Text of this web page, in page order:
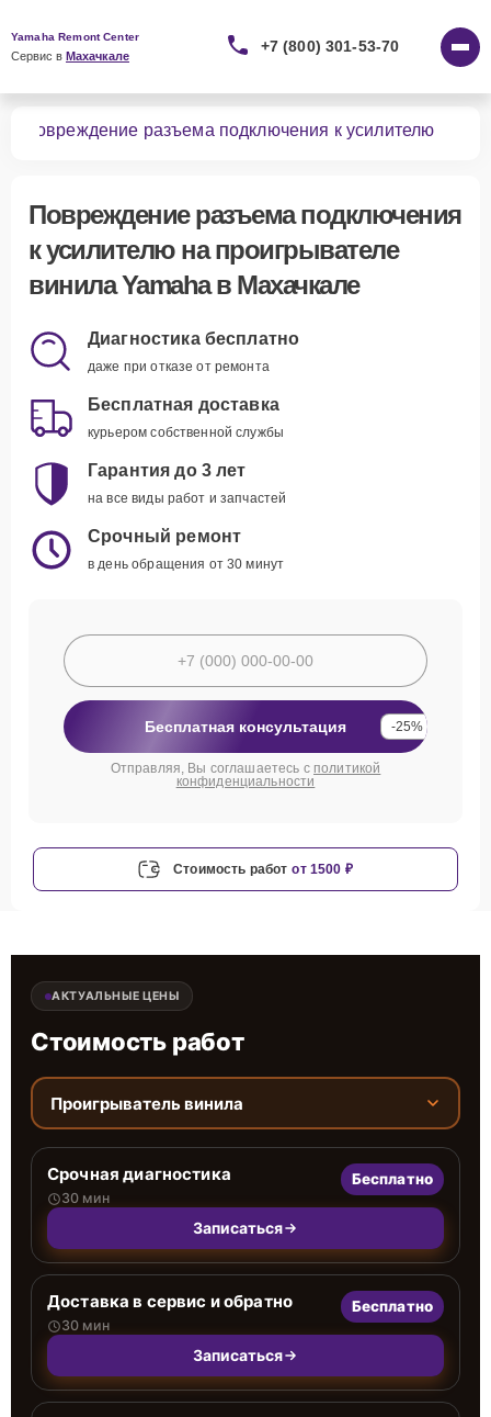
Yamaha Remont Center
Сервис в Махачкале
+7 (800) 301-53-70
Повреждение разъема подключения к усилителю
Повреждение разъема подключения
к усилителюна проигрывателе
винила Yamaha в Махачкале
Диагностика бесплатно
даже при отказе от ремонта
Бесплатная доставка
курьером собственной службы
Гарантия до 3 лет
на все виды работ и запчастей
Срочный ремонт
в день обращения от 30 минут
Бесплатная консультация -25%
Отправляя, Вы соглашаетесь с политикой
конфиденциальности
Стоимость работ от 1500 ₽
АКТУАЛЬНЫЕ ЦЕНЫ
Стоимость работ
Проигрыватель винила
Срочная диагностика
30 мин
Бесплатно
Записаться
Доставка в сервис и обратно
30 мин
Бесплатно
Записаться